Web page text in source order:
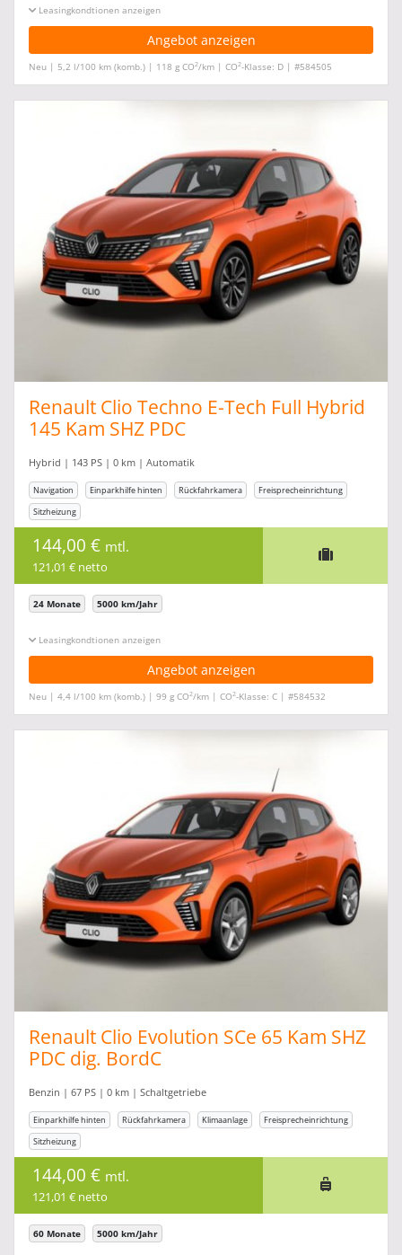
Leasingkonditionen ein-/ausblenden
Angebot anzeigen
Neu | 5,2 l/100 km (komb.) | 118 g CO2/km | CO2-Klasse: D | #584505
Renault Clio Techno E-Tech Full Hybrid
145 Kam SHZ PDC
Hybrid | 143 PS | 0 km | Automatik
Navigation Einparkhilfe hinten Rückfahrkamera
Freisprecheinrichtung
Sitzheizung
144,00 € mtl.
121,01 € netto
24 Monate 5000 km/Jahr
Leasingkonditionen ein-/ausblenden
Angebot anzeigen
Neu | 4,4 l/100 km (komb.) | 99 g CO2/km | CO2-Klasse: C | #584532
Renault Clio Evolution SCe 65 Kam SHZ
PDC dig. BordC
Benzin | 67 PS | 0 km | Schaltgetriebe
Einparkhilfe hinten Rückfahrkamera Klimaanlage
Freisprecheinrichtung
Sitzheizung
144,00 € mtl.
121,01 € netto
60 Monate 5000 km/Jahr